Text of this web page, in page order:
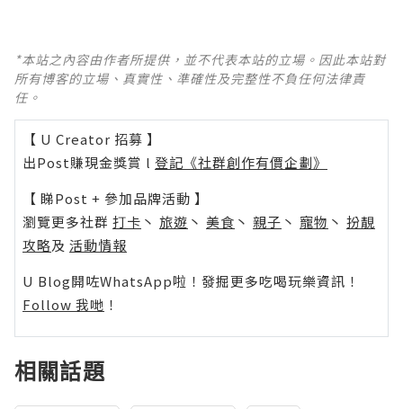
*本站之內容由作者所提供，並不代表本站的立場。因此本站對
所有博客的立場、真實性、準確性及完整性不負任何法律責
任。
【 U Creator 招募 】
出Post賺現金獎賞 l 登記《社群創作有價企劃》
【 睇Post + 參加品牌活動 】
瀏覽更多社群 打卡 丶 旅遊 丶 美食 丶 親子 丶 寵物 丶 扮靚
攻略及 活動情報
U Blog開咗WhatsApp啦！發掘更多吃喝玩樂資訊！
Follow 我哋 ！
相關話題